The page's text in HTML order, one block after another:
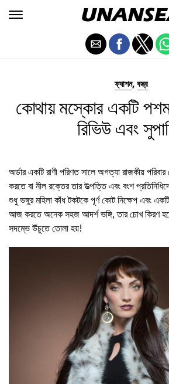
ফ্যাশন, বস্ত্র
কোথায় মস্কোর একটি
রিভিউ এবং
অর্ডার একটি রাণী পরিণত সালে অগত্যা রাজকীয়
করতে বা নীল রক্তের তার উত্পত্তি এবং বংশ
শুধু ভঙ্গুর মহিলা কাঁধ টকটকে পূর্ণ কোট নিক্ষেপ এবং
আজ করতে অনেক সহজ আদর্শ ভঙ্গি, তার চোখ কিরণ
সদম্ভে উঁচুতে তোলা হয়!